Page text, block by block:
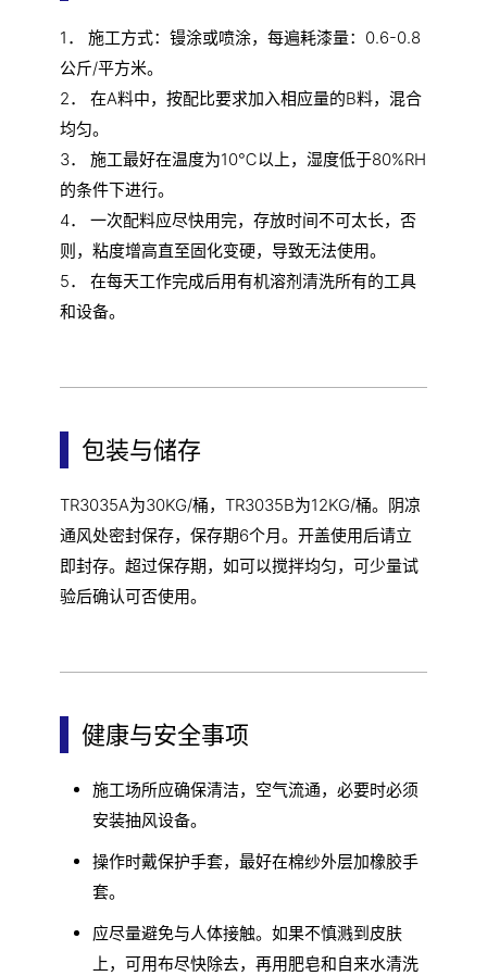
1． 施工方式：镘涂或喷涂，每遍耗漆量：0.6-0.8
公斤/平方米。
2． 在A料中，按配比要求加入相应量的B料，混合
均匀。
3． 施工最好在温度为10℃以上，湿度低于80%RH
的条件下进行。
4． 一次配料应尽快用完，存放时间不可太长，否
则，粘度增高直至固化变硬，导致无法使用。
5． 在每天工作完成后用有机溶剂清洗所有的工具
和设备。
包装与储存
TR3035A为30KG/桶，TR3035B为12KG/桶。阴凉
通风处密封保存，保存期6个月。开盖使用后请立
即封存。超过保存期，如可以搅拌均匀，可少量试
验后确认可否使用。
健康与安全事项
施工场所应确保清洁，空气流通，必要时必须
安装抽风设备。
操作时戴保护手套，最好在棉纱外层加橡胶手
套。
应尽量避免与人体接触。如果不慎溅到皮肤
上，可用布尽快除去，再用肥皂和自来水清洗